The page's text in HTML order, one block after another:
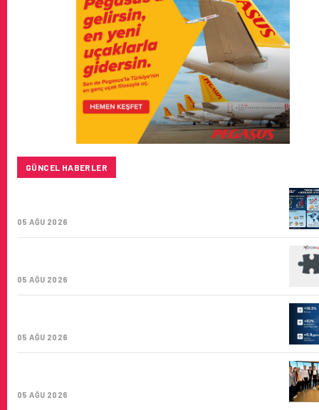
GÜNCEL HABERLER
05 AĞU 2026
05 AĞU 2026
05 AĞU 2026
05 AĞU 2026